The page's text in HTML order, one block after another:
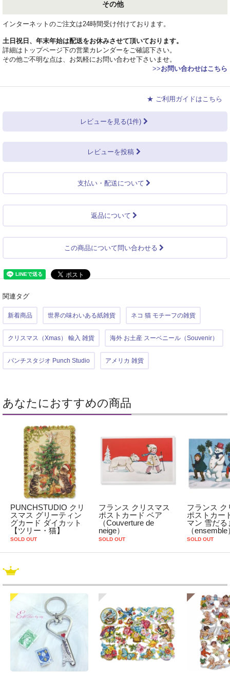
その他
インターネットのご注文は24時間受け付けております。
土日祝日、年末年始は配送をお休みさせて頂いております。
詳細はトップページ下の営業カレンダーをご確認下さい。
その他ご不明な点は、お気軽にお問い合わせ下さいませ。
>>お問い合わせはこちら
★ ご利用ガイドはこちら
レビューを見る(1件)
レビューを投稿
支払い・配送について
返品について
この商品について問い合わせる
関連タグ
新着商品 世界の味わいある紙雑貨 ネコ 猫 モチーフの雑貨
クリスマス（Xmas） 輸入 雑貨 海外 お土産 スーベニール（Souvenir）
パンチスタジオ Punch Studio アメリカ 雑貨
あなたにおすすめの商品
PUNCHSTUDIO クリ
スマス グリーティン
グカード ダイカット
【ツリー・猫】
SOLD OUT
フランス クリスマス
ポストカード ベア
（Couverture de
neige）
SOLD OUT
フランス ク
ポストカー
マン 雪だる
（ensemble
SOLD OUT